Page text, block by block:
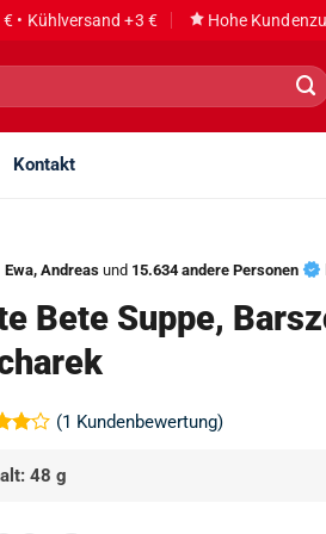
• Kühlversand +3 € Hohe
Kontakt
Ewa, Andreas und 15.634 andere Personen
Bete Suppe,
(1 Kundenbewertung)
48 g